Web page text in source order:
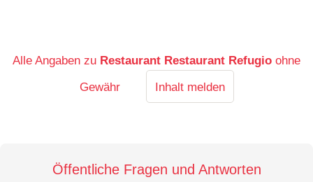
Alle Angaben zu Restaurant Restaurant Refugio ohne
Gewähr
Inhalt melden
Öffentliche Fragen und Antworten